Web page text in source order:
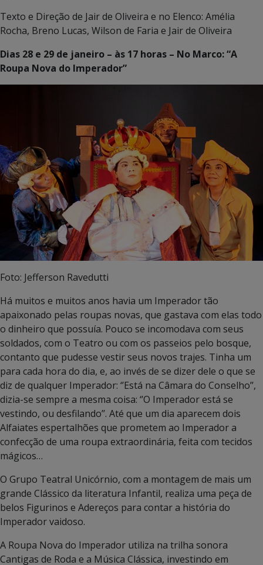
Texto e Direção de Jair de Oliveira e no Elenco: Amélia
Rocha, Breno Lucas, Wilson de Faria e Jair de Oliveira
Dias 28 e 29 de janeiro – às 17 horas – No Marco: “A
Roupa Nova do Imperador”
Foto: Jefferson Ravedutti
Há muitos e muitos anos havia um Imperador tão
apaixonado pelas roupas novas, que gastava com elas todo
o dinheiro que possuía. Pouco se incomodava com seus
soldados, com o Teatro ou com os passeios pelo bosque,
contanto que pudesse vestir seus novos trajes. Tinha um
para cada hora do dia, e, ao invés de se dizer dele o que se
diz de qualquer Imperador: ‘’Está na Câmara do Conselho’’,
dizia-se sempre a mesma coisa: ‘’O Imperador está se
vestindo, ou desfilando’’. Até que um dia aparecem dois
Alfaiates espertalhões que prometem ao Imperador a
confecção de uma roupa extraordinária, feita com tecidos
mágicos…
O Grupo Teatral Unicórnio, com a montagem de mais um
grande Clássico da literatura Infantil, realiza uma peça de
belos Figurinos e Adereços para contar a história do
Imperador vaidoso.
A Roupa Nova do Imperador utiliza na trilha sonora
Cantigas de Roda e a Música Clássica, investindo em